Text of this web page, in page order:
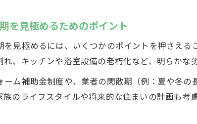
春秋リフォームを成功
信頼できるリフォーム会社
リフォーム会社選び
安心できるリフォー
リフォーム実績と口
を見極めるためのポイント
を見極めるには、いくつかのポイントを押さえ
、キッチンや浴室設備の老朽化など、明らかな
ーム補助金制度や、業者の閑散期（例：夏や冬
族のライフスタイルや将来的な住まいの計画も